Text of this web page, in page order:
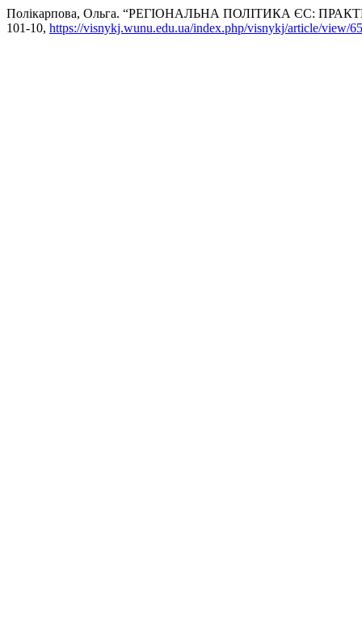
Полікарпова, Ольга. “РЕГІОНАЛЬНА ПОЛІТИКА ЄС:
101-10, https://visnykj.wunu.edu.ua/index.php/visnykj/article/view/